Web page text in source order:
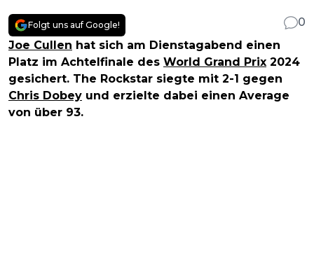
Folgt uns auf Google!
0
Joe Cullen hat sich am Dienstagabend einen
Platz im Achtelfinale des World Grand Prix 2024
gesichert. The Rockstar siegte mit 2-1 gegen
Chris Dobey und erzielte dabei einen Average
von über 93.